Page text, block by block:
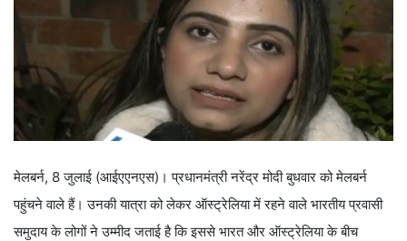
मेलबर्न, 8 जुलाई (आईएएनएस)। प्रधानमंत्री नरेंद्र मोदी बुधवार को मेलबर्न
पहुंचने वाले हैं। उनकी यात्रा को लेकर ऑस्ट्रेलिया में रहने वाले भारतीय प्रवासी
समुदाय के लोगों ने उम्मीद जताई है कि इससे भारत और ऑस्ट्रेलिया के बीच